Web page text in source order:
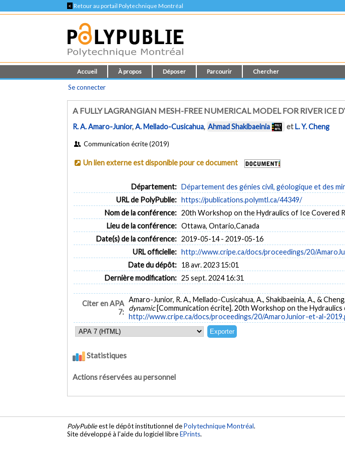
< Retour au portail Polytechnique Montréal
Accueil À propos Déposer Parcourir Chercher
Se connecter
A FULLY LAGRANGIAN MESH-FREE NUMERICAL MODEL FOR RIVER ICE
R. A. Amaro-Junior,A. Mellado-Cusicahua, Ahmad Shakibaeinia etL. Y. Cheng
Communication écrite (2019)
Un lien externe est disponible pour ce document
Département: Département des génies civil, géologique et des
URL de PolyPublie: https://publications.polymtl.ca/44349/
Nom de la conférence: 20th Workshop on the Hydraulics of Ice Covered
Lieu de la conférence: Ottawa, Ontario,Canada
Date(s) de la conférence: 2019-05-14 - 2019-05-16
URL officielle: http://www.cripe.ca/docs/proceedings/20/
Date du dépôt: 18 avr. 2023 15:01
Dernière modification: 25 sept. 2024 16:31
Citer en APA
7:
Amaro-Junior, R. A., Mellado-Cusicahua, A., Shakibaeinia, A., &
dynamic [Communication écrite]. 20th Workshop on the
http://www.cripe.ca/docs/proceedings/20/AmaroJunior-et-al-
Statistiques
Actions réservées au personnel
PolyPublieest le dépôt institutionnel dePolytechnique Montréal.
Site développé à l'aide du logiciel libreEPrints.